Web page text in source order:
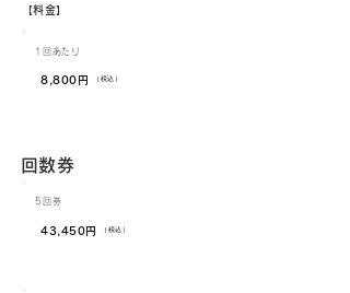
​【料金】
​1回あたり
​8,800円 ​（税込）
​回数券
​5回券
​43,450円 ​（税込）